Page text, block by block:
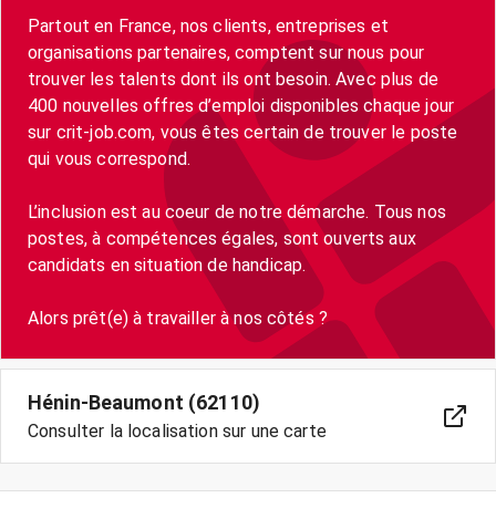
Partout en France, nos clients, entreprises et
organisations partenaires, comptent sur nous pour
trouver les talents dont ils ont besoin. Avec plus de
400 nouvelles offres d’emploi disponibles chaque jour
sur crit-job.com, vous êtes certain de trouver le poste
qui vous correspond.
L’inclusion est au coeur de notre démarche. Tous nos
postes, à compétences égales, sont ouverts aux
candidats en situation de handicap.
Alors prêt(e) à travailler à nos côtés ?
Hénin-Beaumont (62110)
Consulter la localisation sur une carte